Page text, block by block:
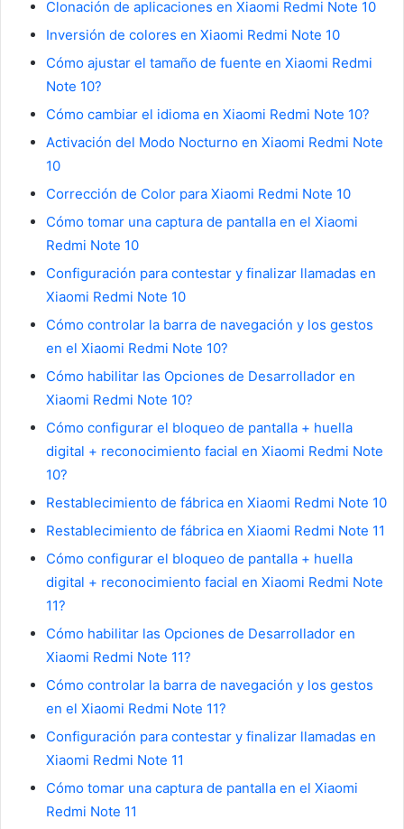
Clonación de aplicaciones en Xiaomi Redmi Note 10
Inversión de colores en Xiaomi Redmi Note 10
Cómo ajustar el tamaño de fuente en Xiaomi Redmi
Note 10?
Cómo cambiar el idioma en Xiaomi Redmi Note 10?
Activación del Modo Nocturno en Xiaomi Redmi Note
10
Corrección de Color para Xiaomi Redmi Note 10
Cómo tomar una captura de pantalla en el Xiaomi
Redmi Note 10
Configuración para contestar y finalizar llamadas en
Xiaomi Redmi Note 10
Cómo controlar la barra de navegación y los gestos
en el Xiaomi Redmi Note 10?
Cómo habilitar las Opciones de Desarrollador en
Xiaomi Redmi Note 10?
Cómo configurar el bloqueo de pantalla + huella
digital + reconocimiento facial en Xiaomi Redmi Note
10?
Restablecimiento de fábrica en Xiaomi Redmi Note 10
Restablecimiento de fábrica en Xiaomi Redmi Note 11
Cómo configurar el bloqueo de pantalla + huella
digital + reconocimiento facial en Xiaomi Redmi Note
11?
Cómo habilitar las Opciones de Desarrollador en
Xiaomi Redmi Note 11?
Cómo controlar la barra de navegación y los gestos
en el Xiaomi Redmi Note 11?
Configuración para contestar y finalizar llamadas en
Xiaomi Redmi Note 11
Cómo tomar una captura de pantalla en el Xiaomi
Redmi Note 11